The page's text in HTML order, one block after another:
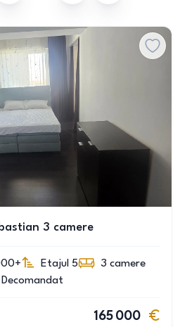
3 camere
Etajul 5 3 camere
Decomandat
165 000